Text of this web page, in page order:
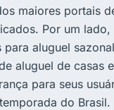
maiores portais
Por um
para aluguel
aluguel de casas
para seus
do Brasil.